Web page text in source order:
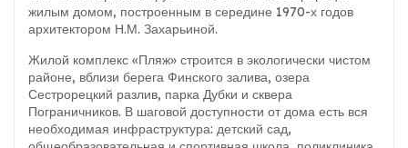
жилым домом, построенным в середине 1970-х годов
архитектором Н.М. Захарьиной.
Жилой комплекс «Пляж» строится в экологически чистом
районе, вблизи берега Финского залива, озера
Сестрорецкий разлив, парка Дубки и сквера
Пограничников. В шаговой доступности от дома есть вся
необходимая инфраструктура: детский сад,